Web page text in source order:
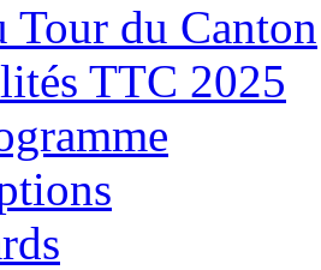
Tour du Canton
TTC 2025